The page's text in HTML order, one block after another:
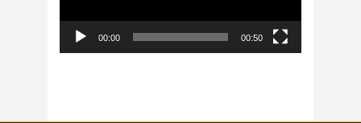
00:00 00:50